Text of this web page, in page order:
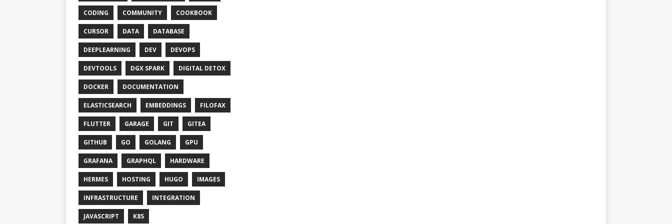
CODING COMMUNITY COOKBOOK
CURSOR DATA DATABASE
DEEPLEARNING DEV DEVOPS
DEVTOOLS DGX SPARK DIGITAL DETOX
DOCKER DOCUMENTATION
ELASTICSEARCH EMBEDDINGS FILOFAX
FLUTTER GARAGE GIT GITEA
GITHUB GO GOLANG GPU
GRAFANA GRAPHQL HARDWARE
HERMES HOSTING HUGO IMAGES
INFRASTRUCTURE INTEGRATION
JAVASCRIPT K8S